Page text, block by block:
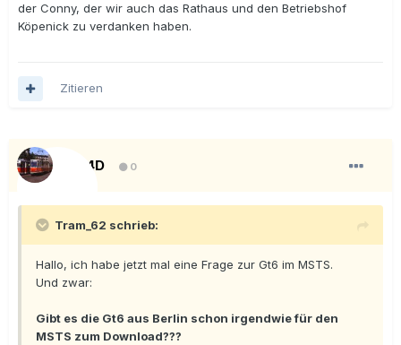
der Conny, der wir auch das Rathaus und den Betriebshof
Köpenick zu verdanken haben.
Zitieren
KT4D 0
Tram_62 schrieb:
Hallo, ich habe jetzt mal eine Frage zur Gt6 im MSTS.
Und zwar:
Gibt es die Gt6 aus Berlin schon irgendwie für den
MSTS zum Download???